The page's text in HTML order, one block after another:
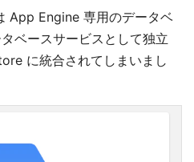
App Engine 専用のデータベ
ベースサービスとして独立
に統合されてしまいまし